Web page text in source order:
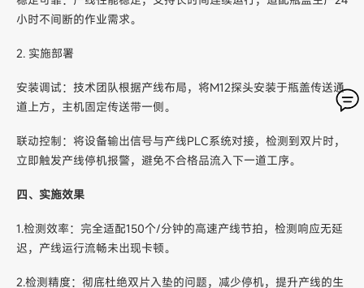
小时不间断的作业需求。
2. 实施部署
安装调试：技术团队根据产线布局，将M12探头安装于瓶盖传送通
道上方，主机固定传送带一侧。
联动控制：将设备输出信号与产线PLC系统对接，检测到双片时，
立即触发产线停机报警，避免不合格品流入下一道工序。
四、实施效果
1.检测效率：完全适配150个/分钟的高速产线节拍，检测响应无延
迟，产线运行流畅未出现卡顿。
2.检测精度：彻底杜绝双片入垫的问题，减少停机，提升产线的生